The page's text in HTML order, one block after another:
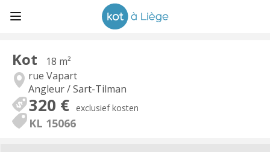
Kot
18 m²
rue Vapart
Angleur / Sart-Tilman
320 € exclusief kosten
KL 15066